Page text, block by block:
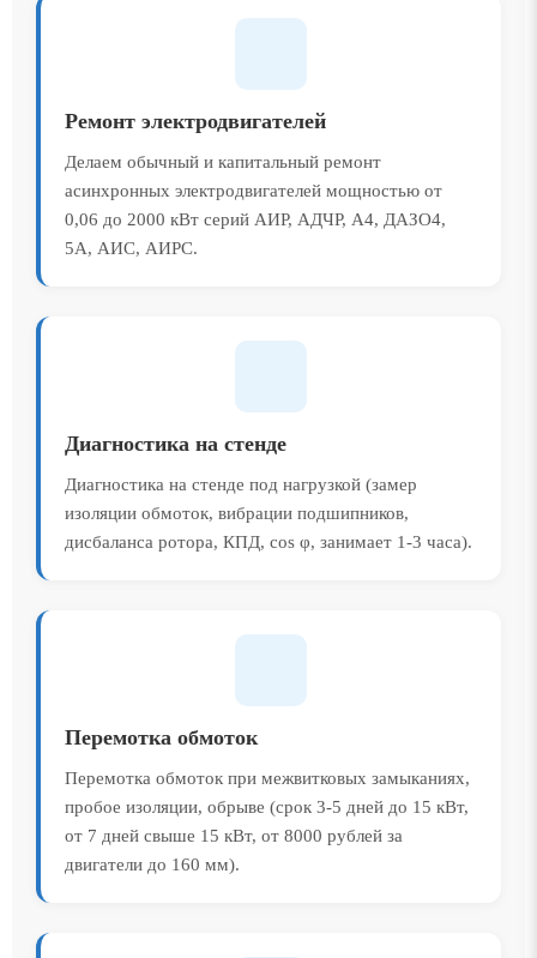
Ремонт электродвигателей
Делаем обычный и капитальный ремонт
асинхронных электродвигателей мощностью от
0,06 до 2000 кВт серий АИР, АДЧР, А4, ДАЗО4,
5А, АИС, АИРС.
Диагностика на стенде
Диагностика на стенде под нагрузкой (замер
изоляции обмоток, вибрации подшипников,
дисбаланса ротора, КПД, cos φ, занимает 1-3 часа).
Перемотка обмоток
Перемотка обмоток при межвитковых замыканиях,
пробое изоляции, обрыве (срок 3-5 дней до 15 кВт,
от 7 дней свыше 15 кВт, от 8000 рублей за
двигатели до 160 мм).